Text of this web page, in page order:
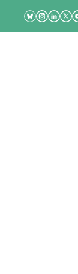
Bluesky
Instagram